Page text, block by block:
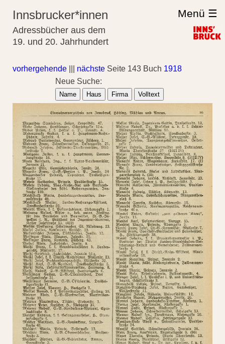
Innsbrucker*innen
Adressbücher aus dem
19. und 20. Jahrhundert
Menü ☰
vorhergehende nächste Seite 143 Buch 1918
Neue Suche:
Name Haus Firma Volltext